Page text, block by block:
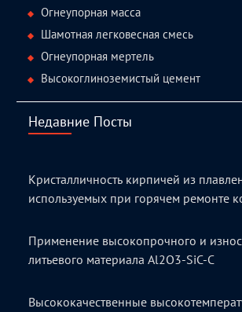
Огнеупорная масса
Шамотная легковесная смесь
Огнеупорная мертель
Высокоглиноземистый цемент
Недавние Посты
Кристалличность кирпичей из
используемых при горячем ремонте
Применение высокопрочного и
литьевого материала Al2O3-SiC-C
Высококачественные